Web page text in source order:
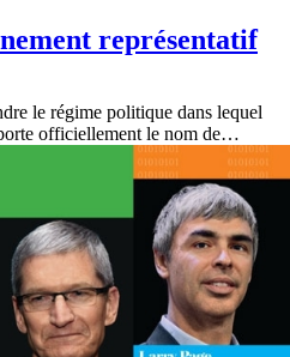
représentatif
le régime politique dans lequel
officiellement le nom de…